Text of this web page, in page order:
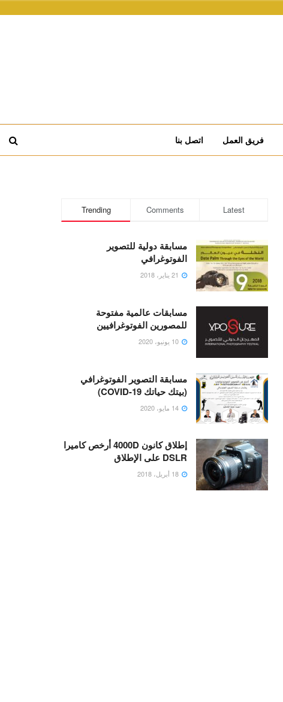
فريق العمل اتصل بنا
Trending Comments Latest
مسابقة دولية للتصوير
الفوتوغرافي
مسابقات عالمية مفتوحة
للمصورين الفوتوغرافيين
مسابقة التصوير الفوتوغرافي
(بيتك حياتك COVID-19)
إطلاق كانون 4000D أرخص كاميرا
DSLR على الإطلاق